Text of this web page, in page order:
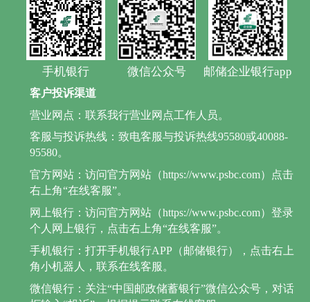
手机银行 微信公众号 邮储企业银行app
客户投诉渠道
营业网点：联系我行营业网点工作人员。
客服与投诉热线：致电客服与投诉热线95580或40088-
95580。
官方网站：访问官方网站（https://www.psbc.com）点击
右上角“在线客服”。
网上银行：访问官方网站（https://www.psbc.com）登录
个人网上银行，点击右上角“在线客服”。
手机银行：打开手机银行APP（邮储银行），点击右上
角小机器人，联系在线客服。
微信银行：关注“中国邮政储蓄银行”微信公众号，对话